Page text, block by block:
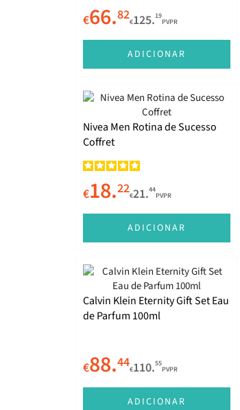
€66.82€125.19
PVPR
ADICIONAR
Nivea Men Rotina de Sucesso
Coffret
€18.22€21.44
PVPR
ADICIONAR
Calvin Klein Eternity Gift Set Eau
de Parfum 100ml
€88.44€110.55
PVPR
ADICIONAR